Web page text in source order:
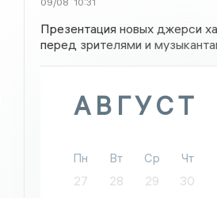
Презентация новых джерси
перед зрителями и
АВГУСТ
Пн Вт Ср Чт
27
28 29 30